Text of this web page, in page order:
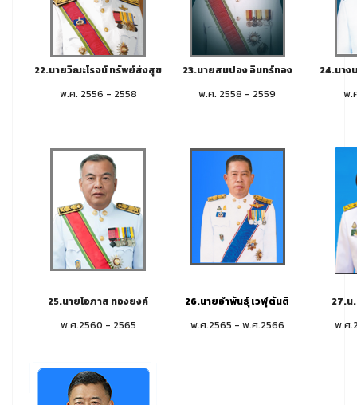
22.นายวิณะโรจน์ ทรัพย์ส่งสุข 23.นายสมปอง อินทร์ทอง
24.นาง
พ.ศ. 2556 - 2558
พ.ศ. 2558 - 2559 พ.
25.นายโอภาส ทองยงค์ 26.นายอำพันธุ์ เวฬุตันติ
27.
พ.ศ.2560 - 2565
พ.ศ.2565 - พ.ศ.2566 พ.ศ